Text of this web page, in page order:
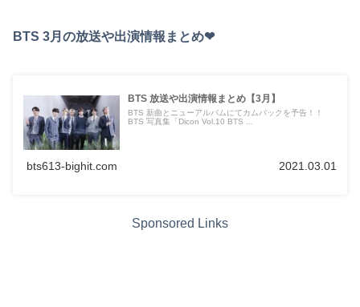
BTS 3月の放送や出演情報まとめ❤︎
BTS 放送や出演情報まとめ【3月】
BTS 新曲とニューアルバムにてカムバックを予告！！
BTS 写真集「Dicon Vol.10 BTS ...
bts613-bighit.com 2021.03.01
Sponsored Links